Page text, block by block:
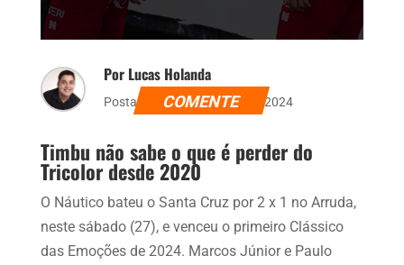
Por Lucas Holanda
Postado dia 27 de janeiro de 2024
COMENTE
Timbu não sabe o que é perder do
Tricolor desde 2020
O Náutico bateu o Santa Cruz por 2 x 1 no Arruda,
neste sábado (27), e venceu o primeiro Clássico
das Emoções de 2024. Marcos Júnior e Paulo